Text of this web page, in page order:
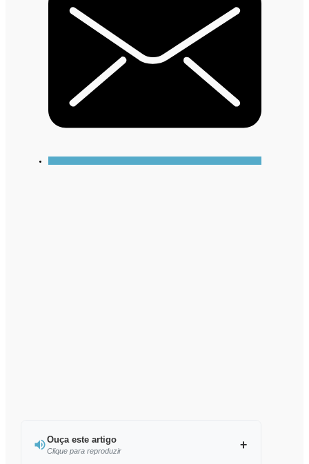
Ouça este artigo
Clique para reproduzir